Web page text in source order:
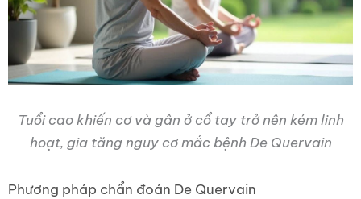
Tuổi cao khiến cơ và gân ở cổ tay trở nên kém linh
hoạt, gia tăng nguy cơ mắc bệnh De Quervain
Phương pháp chẩn đoán De Quervain